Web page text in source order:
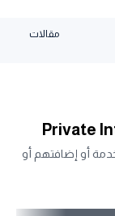
مقالات
Private
أو إضافتهم أو